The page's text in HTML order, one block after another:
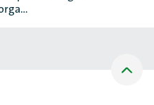
oben